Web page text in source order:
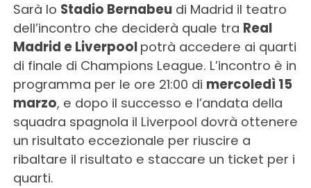
Sarà lo Stadio Bernabeudi Madrid il teatro
dell’incontro che deciderà quale tra Real
Madrid e Liverpool potrà accedere ai quarti
di finale di Champions League. L’incontro è in
programma per le ore 21:00 di mercoledì 15
marzo, e dopo il successo e l’andata della
squadra spagnola il Liverpool dovrà ottenere
un risultato eccezionale per riuscire a
ribaltare il risultato e staccare un ticket per i
quarti.